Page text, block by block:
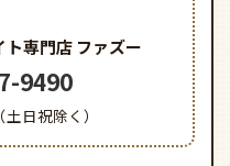
までお気軽にお問い合
ト専門店
9490
土日祝除く）